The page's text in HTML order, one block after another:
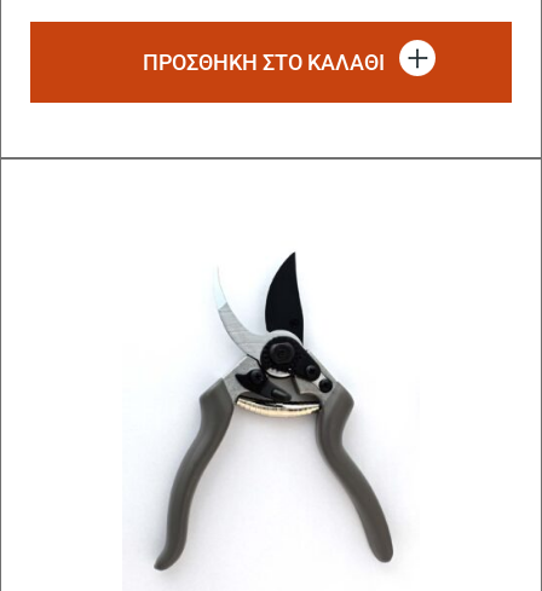
ΠΡΟΣΘΗΚΗ ΣΤΟ ΚΑΛΑΘΙ